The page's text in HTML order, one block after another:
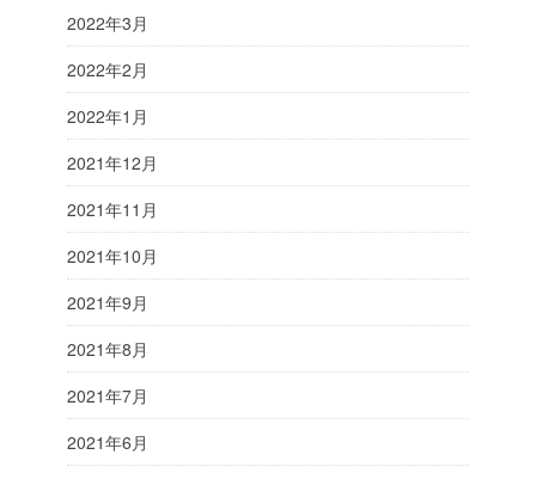
2022年3月
2022年2月
2022年1月
2021年12月
2021年11月
2021年10月
2021年9月
2021年8月
2021年7月
2021年6月